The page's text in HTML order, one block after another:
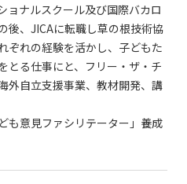
ョナルスクール及び国際バカロ
後、JICAに転職し草の根技術協
ぞれの経験を活かし、子どもた
とる仕事にと、フリー・ザ・チ
外自立支援事業、教材開発、講
も意見ファシリテーター」養成